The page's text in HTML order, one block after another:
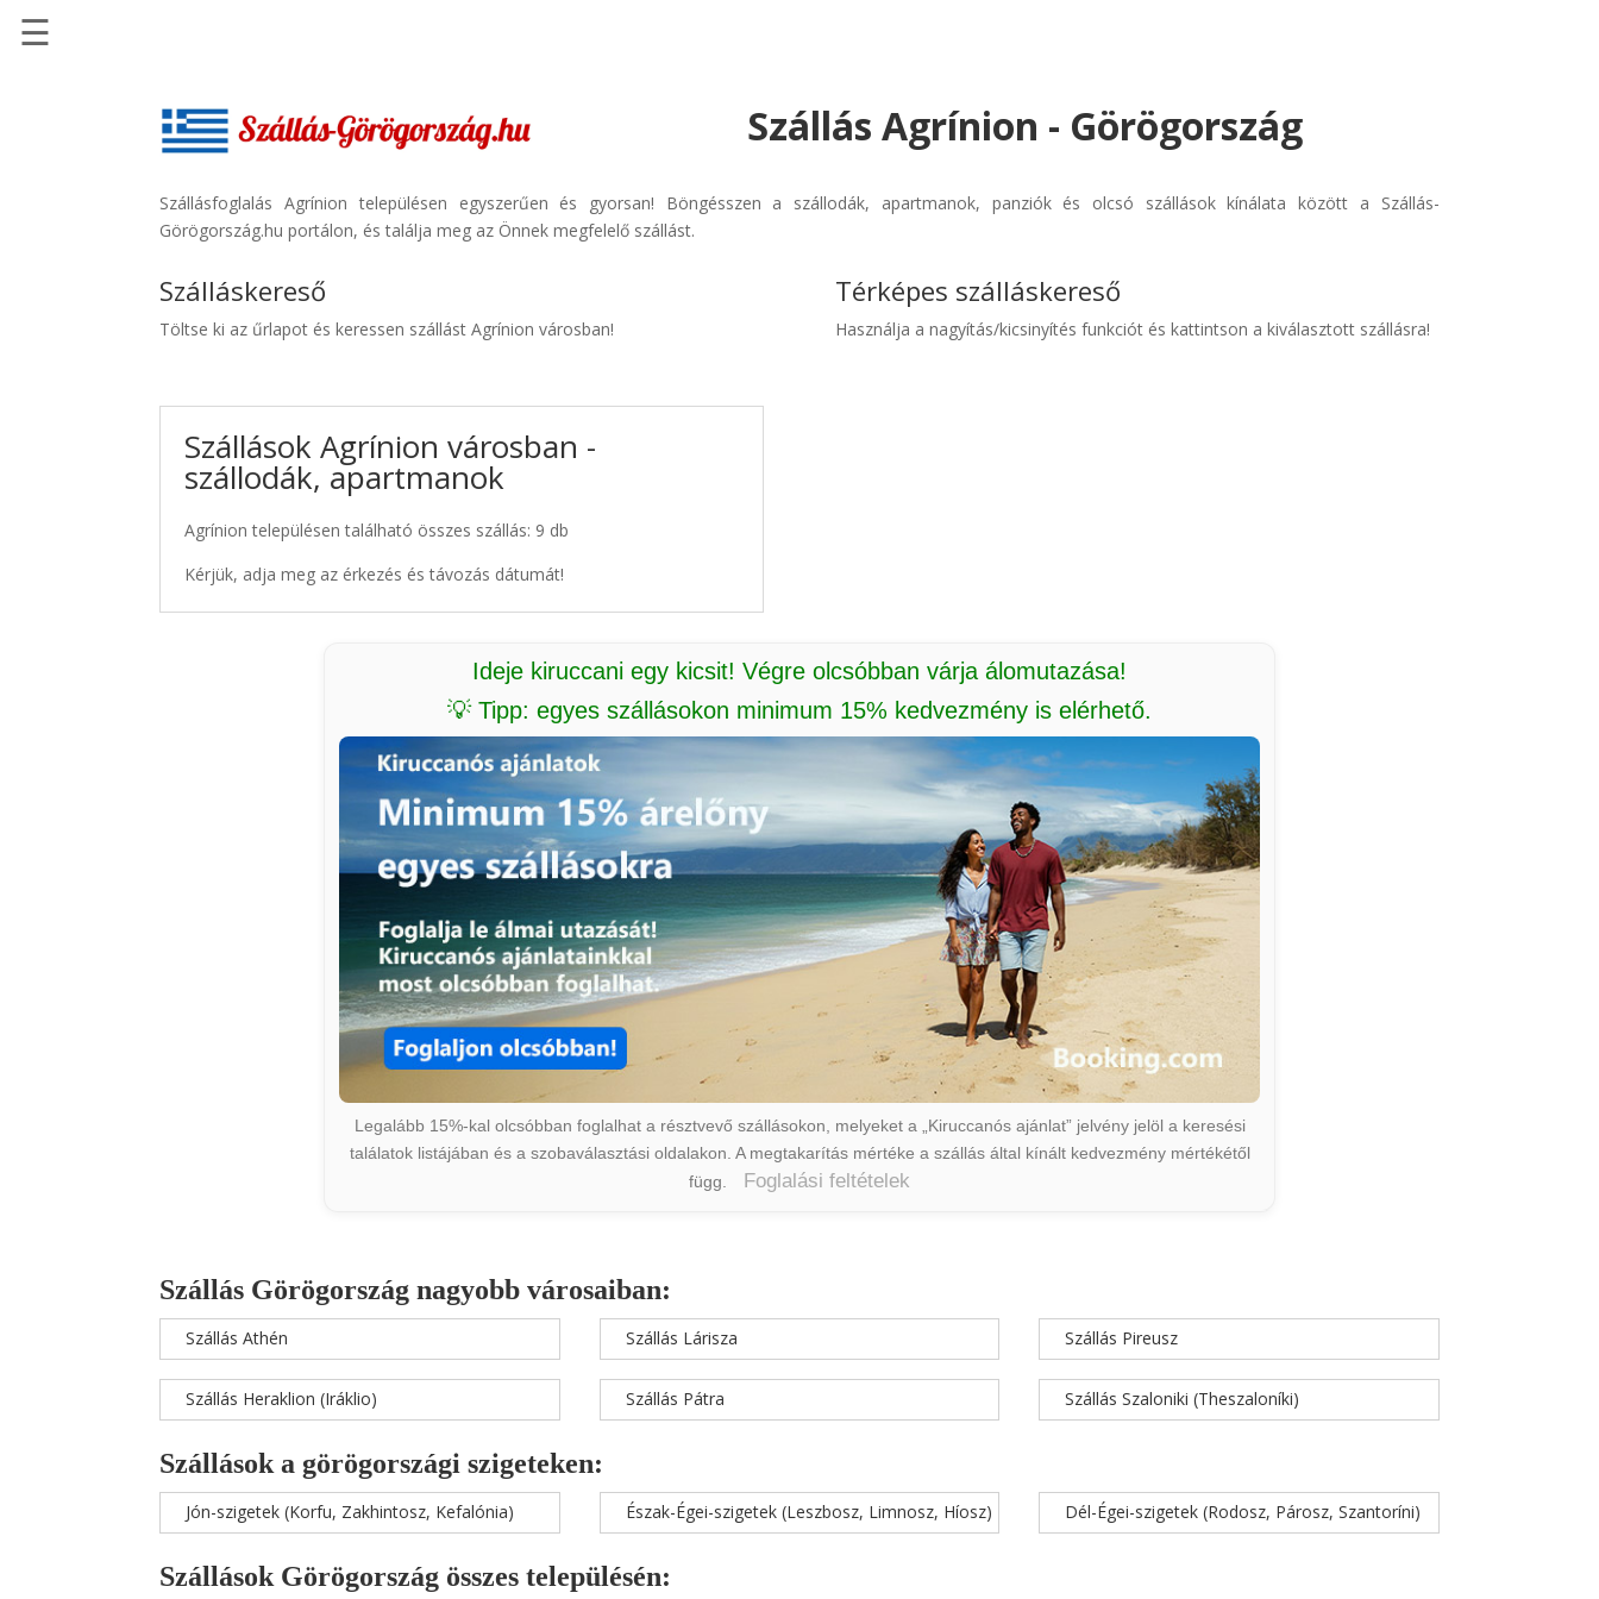
Szállásinfo.eu
Repülőjegy
Autóbérlés
☰
Szállás Agrínion - Görögország
Szállásfoglalás Agrínion településen egyszerűen és gyorsan! Böngésszen a szállodák, apartmanok, panziók és olcsó szállások kínálata között a Szállás-
Görögország.hu portálon, és találja meg az Önnek megfelelő szállást.
Szálláskereső
Töltse ki az űrlapot és keressen szállást Agrínion városban!
Szállások Agrínion városban -
szállodák, apartmanok
Agrínion településen található összes szállás: 9 db
Kérjük, adja meg az érkezés és távozás dátumát!
Térképes szálláskereső
Használja a nagyítás/kicsinyítés funkciót és kattintson a kiválasztott szállásra!
Ideje kiruccani egy kicsit! Végre olcsóbban várja álomutazása!
💡 Tipp: egyes szállásokon minimum 15% kedvezmény is elérhető.
Legalább 15%-kal olcsóbban foglalhat a résztvevő szállásokon, melyeket a „Kiruccanós ajánlat” jelvény jelöl a keresési
találatok listájában és a szobaválasztási oldalakon. A megtakarítás mértéke a szállás által kínált kedvezmény mértékétől
függ.
Foglalási feltételek
Szállás Görögország nagyobb városaiban:
Szállás Athén
Szállás Heraklion (Iráklio)
Szállás Lárisza
Szállás Pátra
Szállás Pireusz
Szállás Szaloniki (Theszaloníki)
Szállások a görögországi szigeteken:
Jón-szigetek (Korfu, Zakhintosz, Kefalónia) Észak-Égei-szigetek (Leszbosz, Limnosz, Híosz) Dél-Égei-szigetek (Rodosz, Párosz, Szantoríni)
Szállások Görögország összes településén: